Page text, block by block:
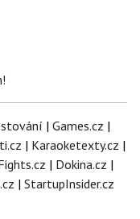
| Games.cz |
| Karaoketexty.cz |
| Dokina.cz |
| StartupInsider.cz